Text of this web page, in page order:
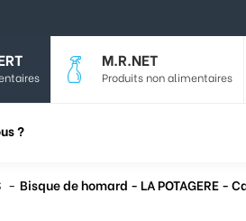
M.R.NET
Produits non alimentaires
?
Bisque de homard - LA POTAGERE -